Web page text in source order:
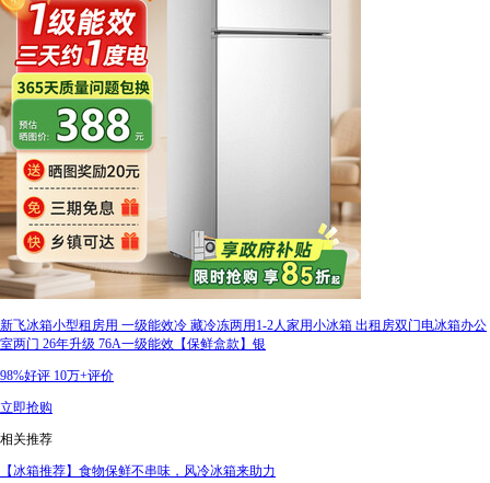
新飞冰箱小型租房用 一级能效冷 藏冷冻两用1-2人家用小冰箱 出租房双门电冰箱办公
室两门 26年升级 76A一级能效【保鲜盒款】银
98%好评 10万+评价
立即抢购
相关推荐
【冰箱推荐】食物保鲜不串味，风冷冰箱来助力